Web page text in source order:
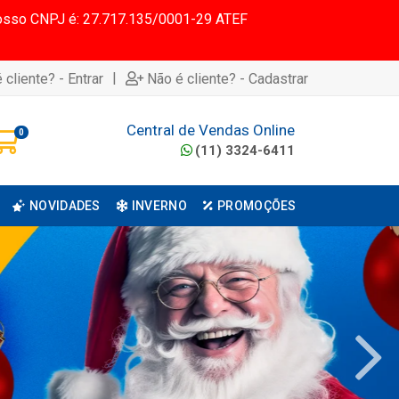
CNPJ é: 27.717.135/0001-29 ATEF
cliente? - Entrar | Não é cliente? - Cadastrar
0 Central de Vendas Online
(11) 3324-6411
NOVIDADES INVERNO PROMOÇÕES